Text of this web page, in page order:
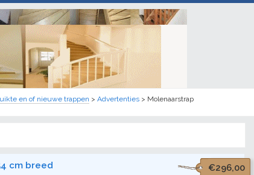
en of nieuwe trappen > Advertenties > Molenaarstrap
€296,00
cm breed